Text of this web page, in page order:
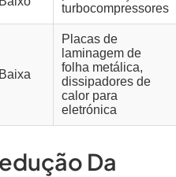
turbocompressores
Baixa
Placas de
laminagem de
folha metálica,
dissipadores de
calor para
eletrónica
Da